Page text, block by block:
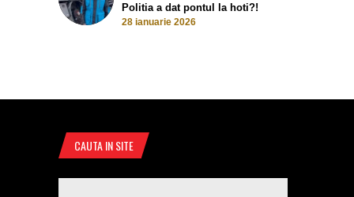
Politia a dat pontul la hoti?!
28 ianuarie 2026
CAUTA IN SITE